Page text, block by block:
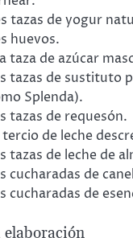
tazas de yogur
huevos.
taza de azúcar
tazas de sustituto
Splenda).
tazas de requesón.
tercio de leche
tazas de leche de
cucharadas de
cucharadas de
elaboración